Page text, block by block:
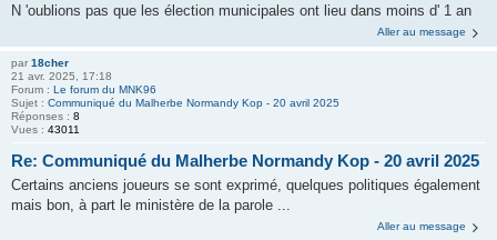
N 'oublions pas que les élection municipales ont lieu dans moins d' 1 an
Aller au message
par 18cher
21 avr. 2025, 17:18
Forum : Le forum du MNK96
Sujet : Communiqué du Malherbe Normandy Kop - 20 avril 2025
Réponses : 8
Vues : 43011
Re: Communiqué du Malherbe Normandy Kop - 20 avril 2025
Certains anciens joueurs se sont exprimé, quelques politiques également
mais bon, à part le ministère de la parole ...
Aller au message